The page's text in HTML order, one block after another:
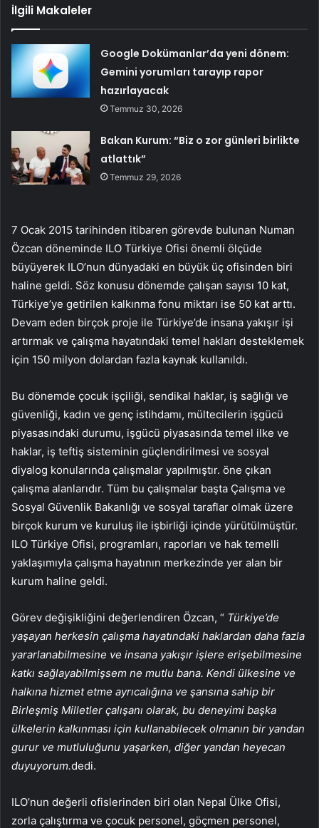
İlgili Makaleler
Google Dokümanlar’da yeni dönem:
Gemini yorumları tarayıp rapor
hazırlayacak
Temmuz 30, 2026
Bakan Kurum: “Biz o zor günleri birlikte
atlattık”
Temmuz 29, 2026
7 Ocak 2015 tarihinden itibaren görevde bulunan Numan
Özcan döneminde ILO Türkiye Ofisi önemli ölçüde
büyüyerek ILO’nun dünyadaki en büyük üç ofisinden biri
haline geldi. Söz konusu dönemde çalışan sayısı 10 kat,
Türkiye’ye getirilen kalkınma fonu miktarı ise 50 kat arttı.
Devam eden birçok proje ile Türkiye’de insana yakışır işi
artırmak ve çalışma hayatındaki temel hakları desteklemek
için 150 milyon dolardan fazla kaynak kullanıldı.
Bu dönemde çocuk işçiliği, sendikal haklar, iş sağlığı ve
güvenliği, kadın ve genç istihdamı, mültecilerin işgücü
piyasasındaki durumu, işgücü piyasasında temel ilke ve
haklar, iş teftiş sisteminin güçlendirilmesi ve sosyal
diyalog konularında çalışmalar yapılmıştır. öne çıkan
çalışma alanlarıdır. Tüm bu çalışmalar başta Çalışma ve
Sosyal Güvenlik Bakanlığı ve sosyal taraflar olmak üzere
birçok kurum ve kuruluş ile işbirliği içinde yürütülmüştür.
ILO Türkiye Ofisi, programları, raporları ve hak temelli
yaklaşımıyla çalışma hayatının merkezinde yer alan bir
kurum haline geldi.
Görev değişikliğini değerlendiren Özcan, “ Türkiye’de
yaşayan herkesin çalışma hayatındaki haklardan daha fazla
yararlanabilmesine ve insana yakışır işlere erişebilmesine
katkı sağlayabilmişsem ne mutlu bana. Kendi ülkesine ve
halkına hizmet etme ayrıcalığına ve şansına sahip bir
Birleşmiş Milletler çalışanı olarak, bu deneyimi başka
ülkelerin kalkınması için kullanabilecek olmanın bir yandan
gurur ve mutluluğunu yaşarken, diğer yandan heyecan
duyuyorum.dedi.
ILO’nun değerli ofislerinden biri olan Nepal Ülke Ofisi,
zorla çalıştırma ve çocuk personel, göçmen personel,